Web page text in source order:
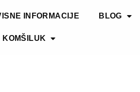
INFORMACIJE BLOG
KOMŠILUK